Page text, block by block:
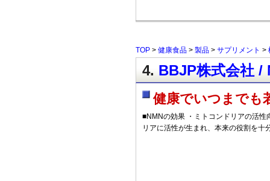
TOP > 健康食品 > 製品 > サプリメント >
4. BBJP株式会社 /
健康でいつまでも
■NMNの効果 ・ミトコンドリアの活
リアに活性が生まれ、本来の役割を十